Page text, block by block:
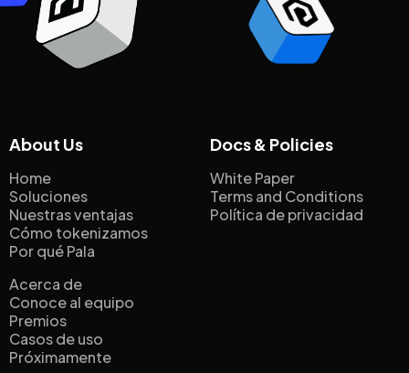
About Us
Home
Soluciones
Nuestras ventajas
Cómo tokenizamos
Por qué Pala
Acerca de
Conoce al equipo
Premios
Casos de uso
Próximamente
Docs & Policies
White Paper
Terms and Conditions
Política de privacidad